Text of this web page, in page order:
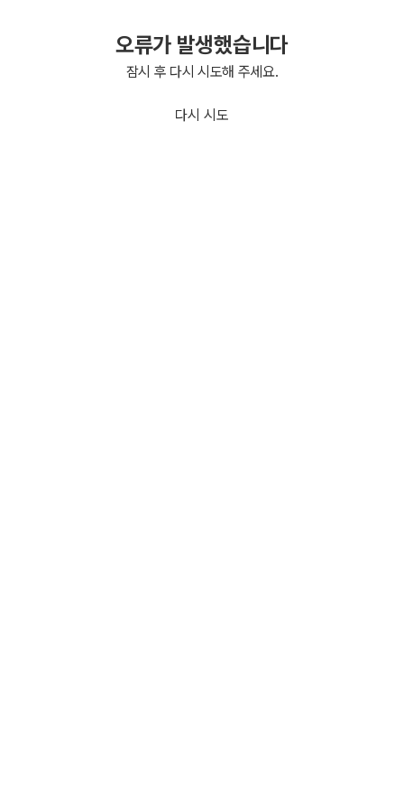
오류가 발생했습니다
잠시 후 다시 시도해 주세요.
다시 시도